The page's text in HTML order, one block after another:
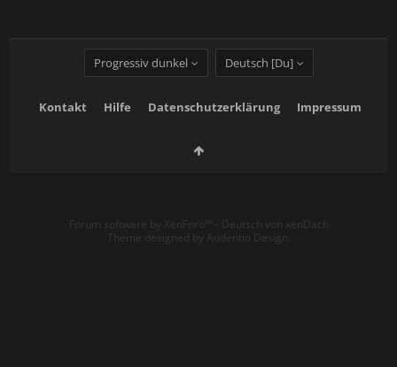
Progressiv dunkel Deutsch [Du]
Kontakt Hilfe Datenschutzerklärung Impressum
Forum software by XenForo™ - Deutsch von xenDach
Theme designed by Audentio Design.